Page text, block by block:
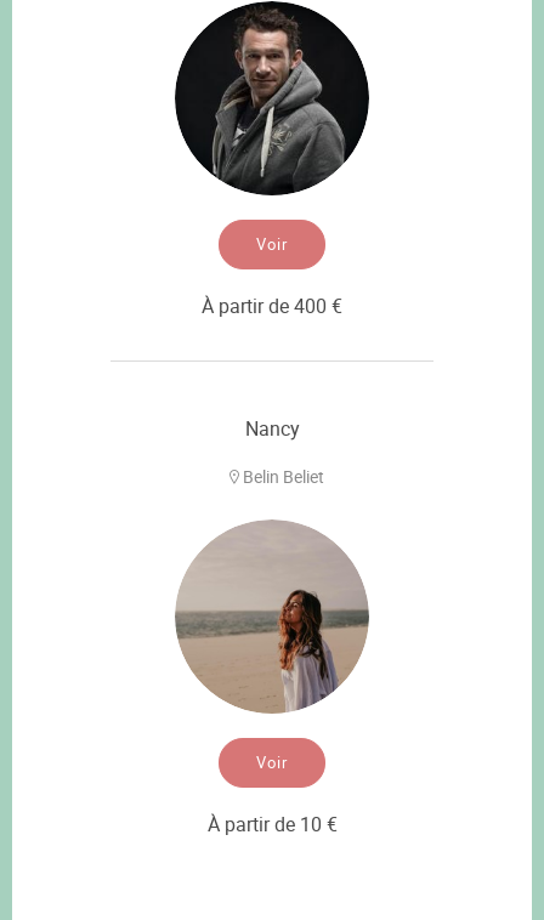
Voir
À partir de 400 €
Nancy
Belin Beliet
Voir
À partir de 10 €